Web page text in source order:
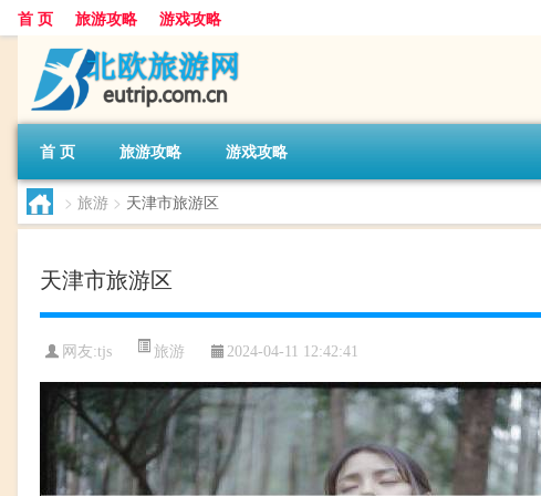
首 页 旅游攻略 游戏攻略
首 页 旅游攻略 游戏攻略
> 旅游 > 天津市旅游区
天津市旅游区
网友:tjs 旅游 2024-04-11 12:42:41